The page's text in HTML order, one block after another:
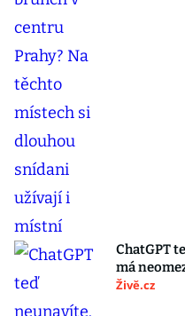
ChatGPT
má
Živě.cz